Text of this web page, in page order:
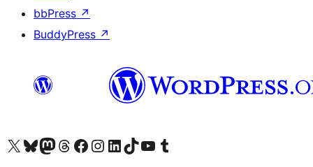
bbPress ↗
BuddyPress ↗
Visiteu el nostre compte X (abans Twitter)
Visiteu el nostre compte de Bluesky
Visiteu el nostre compte al Mastodon
Visiteu el nostre compte de Threads
Visiteu la nostra pàgina al Facebook
Visiteu el nostre compte d'Instagram
Visiteu el nostre compte de LinkedIn
Visiteu el nostre compte de TikTok
Visiteu el nostre canal al YouTube
Visiteu el nostre compte de Tumblr